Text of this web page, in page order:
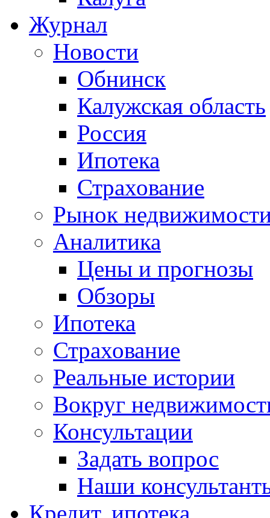
Журнал
Новости
Обнинск
Калужская область
Россия
Ипотека
Страхование
Рынок
Аналитика
Цены и прогнозы
Обзоры
Ипотека
Страхование
Реальные истории
Вокруг
Консультации
Задать вопрос
Наши